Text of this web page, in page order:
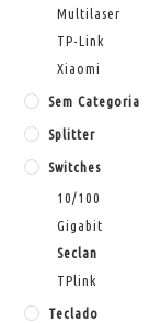
Multilaser
TP-Link
Xiaomi
Sem Categoria
Splitter
Switches
10/100
Gigabit
Seclan
TPlink
Teclado